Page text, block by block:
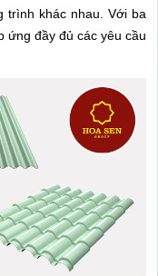
trình khác nhau. Với ba
ứng đầy đủ các yêu cầu